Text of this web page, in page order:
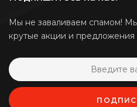
Мы не заваливаем спамом!
крутые акции и